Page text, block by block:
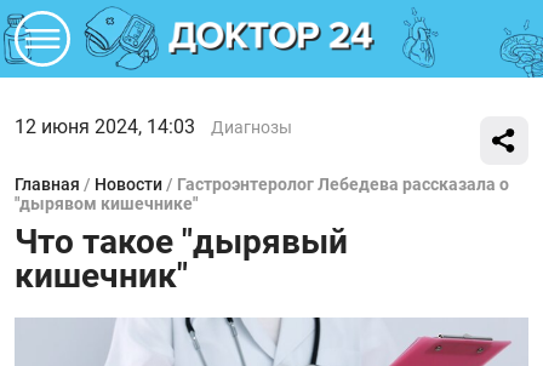
12 июня 2024, 14:03 Диагнозы
Главная / Новости / Гастроэнтеролог Лебедева рассказала о
"дырявом кишечнике"
Что такое "дырявый
кишечник"